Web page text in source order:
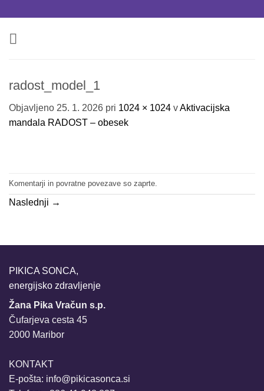
vsebino
radost_model_1
Objavljeno 25. 1. 2026 pri 1024 × 1024 vAktivacijska
mandala RADOST – obesek
Komentarji in povratne povezave so zaprte.
Naslednji →
PIKICA SONCA,
energijsko zdravljenje
Žana Pika Vračun s.p.
Čufarjeva cesta 45
2000 Maribor
KONTAKT
E-pošta: info@pikicasonca.si